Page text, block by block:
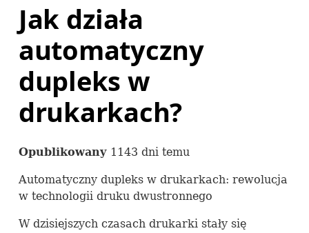
Jak działa
automatyczny
dupleks w
drukarkach?
Opublikowany 1143 dni temu
Automatyczny dupleks w drukarkach: rewolucja
w technologii druku dwustronnego
W dzisiejszych czasach drukarki stały się